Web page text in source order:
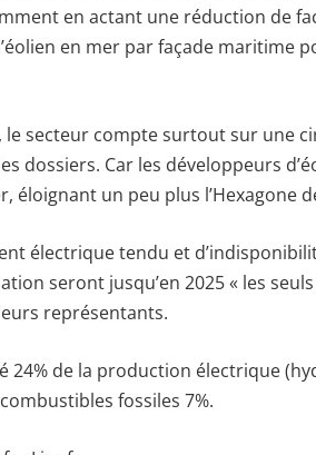
en actant une réduction de
en mer par façade maritime
le secteur compte surtout sur une
dossiers. Car les développeurs
éloignant un peu plus l’Hexagone
électrique tendu et
seront jusqu’en 2025 « les
représentants.
24% de la production électrique
fossiles 7%.